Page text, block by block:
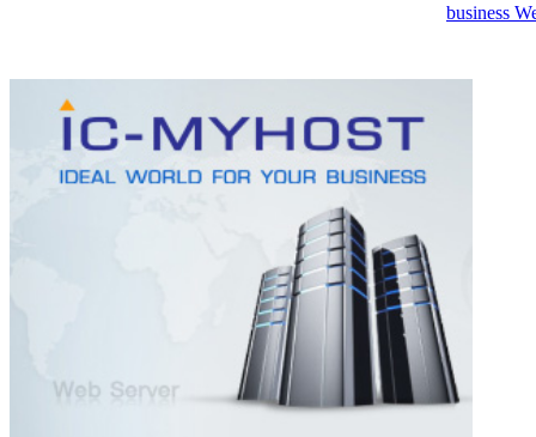
business